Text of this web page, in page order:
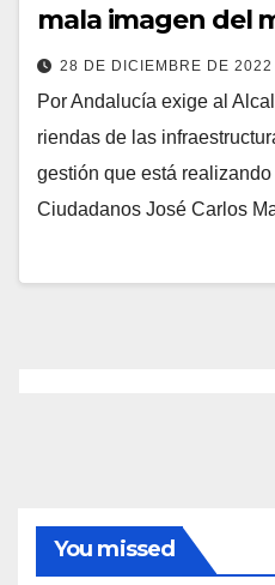
mala imagen del
28 DE DICIEMBRE DE 2022
Por Andalucía exige al
riendas de las
gestión que está
Ciudadanos José Carlos
You missed